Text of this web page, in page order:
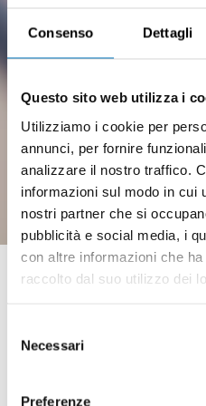
Consenso Dettagli
Questo sito web utilizza i
Utilizziamo i cookie per
annunci, per fornire
analizzare il nostro traffico.
informazioni sul modo in cui
nostri partner che si
pubblicità e social media, i
con altre informazioni che
raccolto dal suo utilizzo dei
delNecessari
Preferenze
Montatori in
AFC